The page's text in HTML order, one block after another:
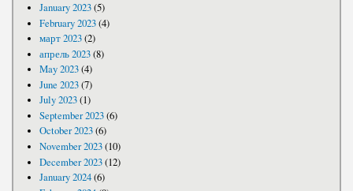
January 2023(5)
February 2023(4)
март 2023(2)
апрель 2023(8)
May 2023(4)
June 2023(7)
July 2023(1)
September 2023(6)
October 2023(6)
November 2023(10)
December 2023(12)
January 2024(6)